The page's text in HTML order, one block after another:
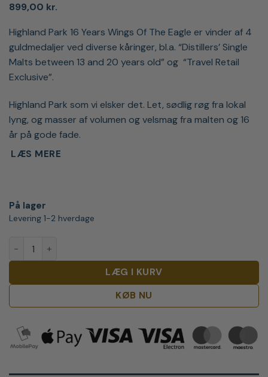
899,00 kr.
Highland Park 16 Years Wings Of The Eagle er vinder af 4
guldmedaljer ved diverse kåringer, bl.a. “Distillers’ Single
Malts between 13 and 20 years old” og “Travel Retail
Exclusive”.
Highland Park som vi elsker det. Let, sødlig røg fra lokal
lyng, og masser af volumen og velsmag fra malten og 16
år på gode fade.
LÆS MERE
På lager
Levering 1-2 hverdage
LÆG I KURV
KØB NU